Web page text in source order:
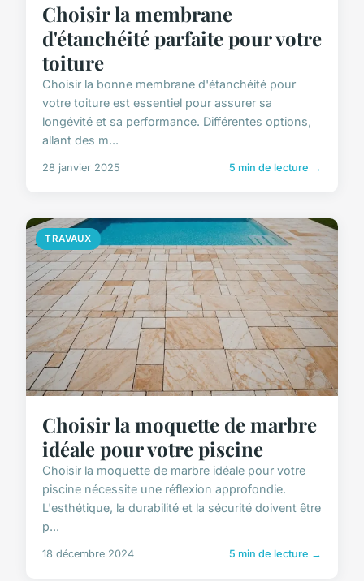
Choisir la membrane
d'étanchéité parfaite pour votre
toiture
Choisir la bonne membrane d'étanchéité pour
votre toiture est essentiel pour assurer sa
longévité et sa performance. Différentes options,
allant des m...
28 janvier 2025 5 min de lecture →
TRAVAUX
Choisir la moquette de marbre
idéale pour votre piscine
Choisir la moquette de marbre idéale pour votre
piscine nécessite une réflexion approfondie.
L'esthétique, la durabilité et la sécurité doivent être
p...
18 décembre 2024 5 min de lecture →